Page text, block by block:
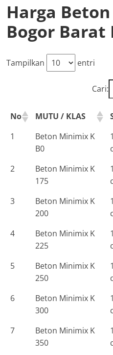
Harga
Bogor Barat
Tampilkan entri
Cari:
No MUTU / KLAS
1
Beton Minimix K
B0
2
Beton Minimix K
175
3
Beton Minimix K
200
4
Beton Minimix K
225
5
Beton Minimix K
250
6
Beton Minimix K
300
7
Beton Minimix K
350